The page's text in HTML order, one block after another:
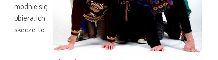
modnie się
ubiera. Ich
skecze, to